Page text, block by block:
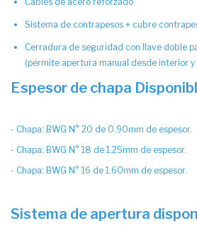
Sistema de contrapesos + cubre
Cerradura de seguridad con llave doble
(permite apertura manual desde interior
Espesor de chapa
- Chapa: BWG N° 20 de 0.90mm de espesor.
- Chapa: BWG N° 18 de 1.25mm de espesor.
- Chapa: BWG N° 16 de 1.60mm de espesor.
Sistema de apertura